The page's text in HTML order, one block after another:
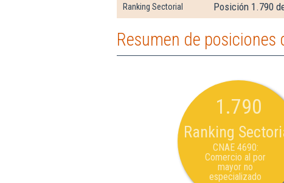
Ranking Sectorial Posición 1.790
Resumen de posiciones
1.790
Ranking
CNAE 4690:
Comercio al por
mayor no
especializado